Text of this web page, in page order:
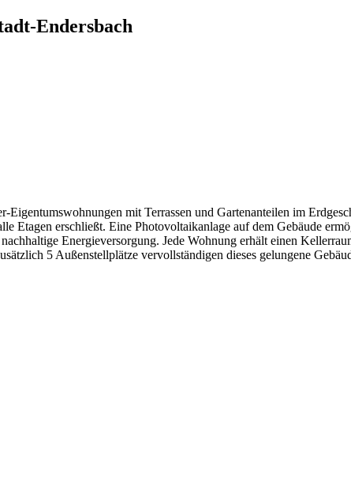
Endersbach
mit Terrassen und Gartenanteilen im
Etagen erschließt. Eine Photovoltaikanlage auf dem Gebäude
Energieversorgung. Jede Wohnung erhält einen
5 Außenstellplätze vervollständigen dieses gelungene